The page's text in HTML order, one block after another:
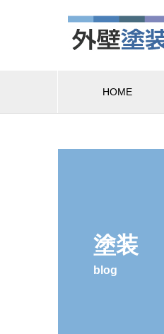
HOME
塗装
blog